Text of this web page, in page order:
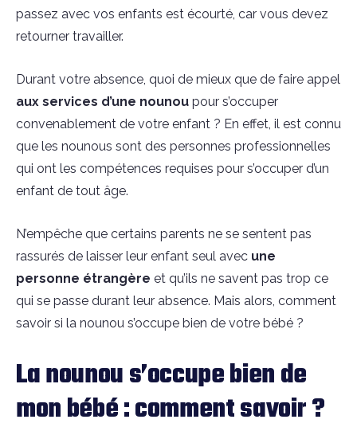
passez avec vos enfants est écourté, car vous devez
retourner travailler.
Durant votre absence, quoi de mieux que de faire appel
aux services d’une nounou pour s’occuper
convenablement de votre enfant ? En effet, il est connu
que les nounous sont des personnes professionnelles
qui ont les compétences requises pour s’occuper d’un
enfant de tout âge.
N’empêche que certains parents ne se sentent pas
rassurés de laisser leur enfant seul avec une
personne étrangère et qu’ils ne savent pas trop ce
qui se passe durant leur absence. Mais alors, comment
savoir si la nounou s’occupe bien de votre bébé ?
La nounou s’occupe bien de
mon bébé : comment savoir ?